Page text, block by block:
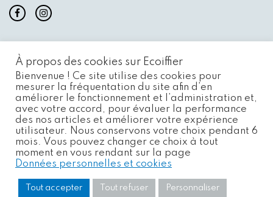
INFORMATIONS
À propos des cookies sur Ecoiffier
Bienvenue ! Ce site utilise des cookies pour
mesurer la fréquentation du site afin d’en
améliorer le fonctionnement et l’administration et,
avec votre accord, pour évaluer la performance
des nos articles et améliorer votre expérience
utilisateur. Nous conservons votre choix pendant 6
mois. Vous pouvez changer ce choix à tout
moment en vous rendant sur la page
Données personnelles et cookies
Tout accepter Tout refuser Personnaliser